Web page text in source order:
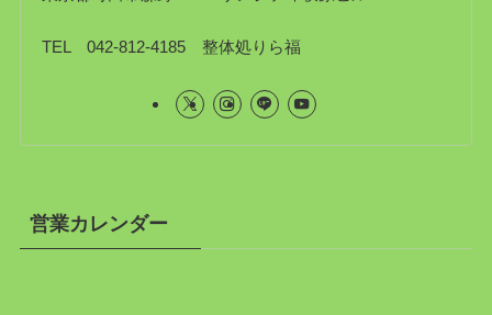
TEL 042-812-4185 整体処りら福
営業カレンダー